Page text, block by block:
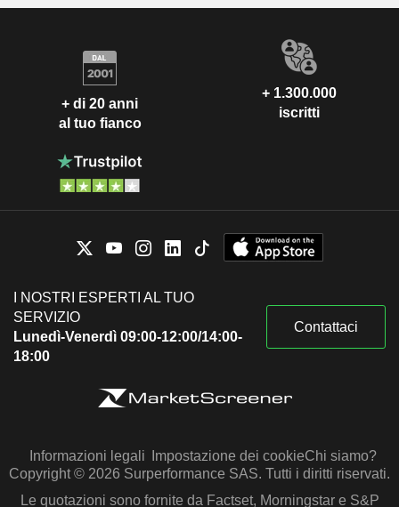
+ di 20 anni
al tuo fianco
+ 1.300.000
iscritti
I NOSTRI ESPERTI AL TUO
SERVIZIO
Lunedì-Venerdì 09:00-12:00/14:00-
18:00
Contattaci
Informazioni legali Impostazione dei cookieChi siamo?
Copyright © 2026 Surperformance SAS. Tutti i diritti riservati.
Le quotazioni sono fornite da Factset, Morningstar e S&P